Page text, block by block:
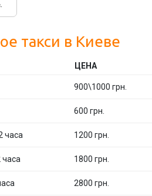
такси в Киеве
ЦЕНА
900\1000 грн.
600 грн.
часа 1200 грн.
часа 1800 грн.
2800 грн.